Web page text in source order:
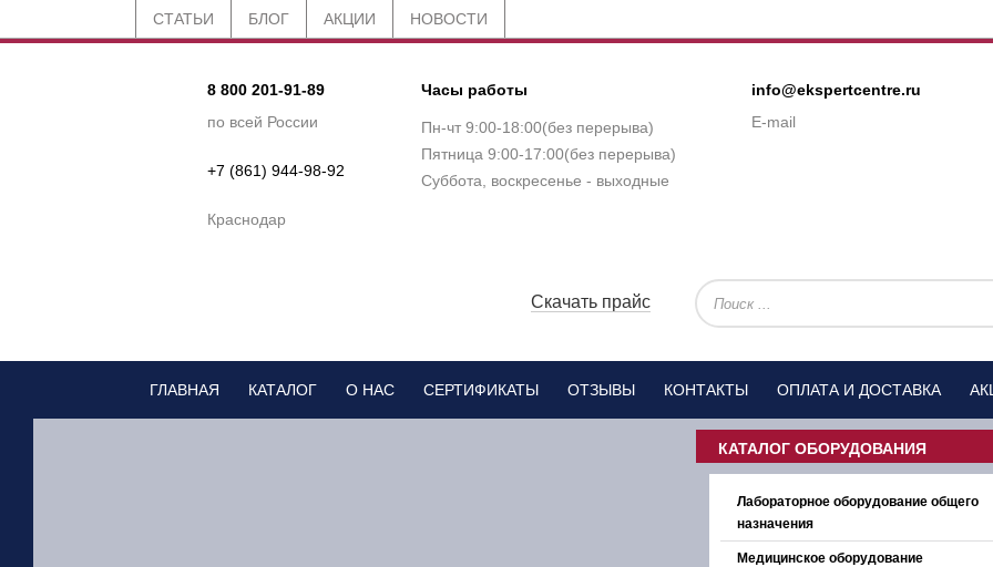
СТАТЬИ БЛОГ АКЦИИ НОВОСТИ
8 800 201-91-89
по всей России
+7 (861) 944-98-92
Краснодар
Часы работы
Пн-чт 9:00-18:00(без перерыва)
Пятница 9:00-17:00(без перерыва)
Суббота, воскресенье - выходные
info@ekspertcentre.ru
E-mail
Скачать прайс
ГЛАВНАЯ КАТАЛОГ О НАС СЕРТИФИКАТЫ ОТЗЫВЫ КОНТАКТЫ ОПЛАТА И ДОСТАВКА
КАТАЛОГ ОБОРУДОВАНИЯ
Лабораторное оборудование общего
назначения
Медицинское оборудование